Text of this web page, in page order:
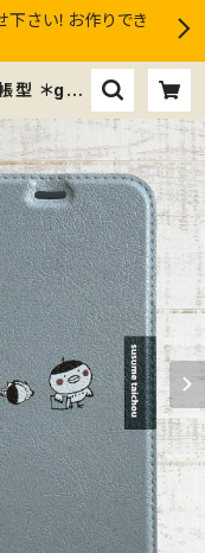
さい！お作りでき
型 ＊gor